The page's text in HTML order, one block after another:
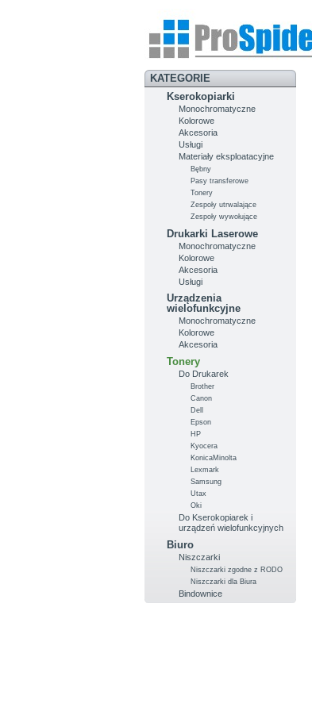
KATEGORIE
Kserokopiarki
Monochromatyczne
Kolorowe
Akcesoria
Usługi
Materiały eksploatacyjne
Bębny
Pasy transferowe
Tonery
Zespoły utrwalające
Zespoły wywołujące
Drukarki Laserowe
Monochromatyczne
Kolorowe
Akcesoria
Usługi
Urządzenia
wielofunkcyjne
Monochromatyczne
Kolorowe
Akcesoria
Tonery
Do Drukarek
Brother
Canon
Dell
Epson
HP
Kyocera
KonicaMinolta
Lexmark
Samsung
Utax
Oki
Do Kserokopiarek i
urządzeń wielofunkcyjnych
Biuro
Niszczarki
Niszczarki zgodne z RODO
Niszczarki dla Biura
Bindownice